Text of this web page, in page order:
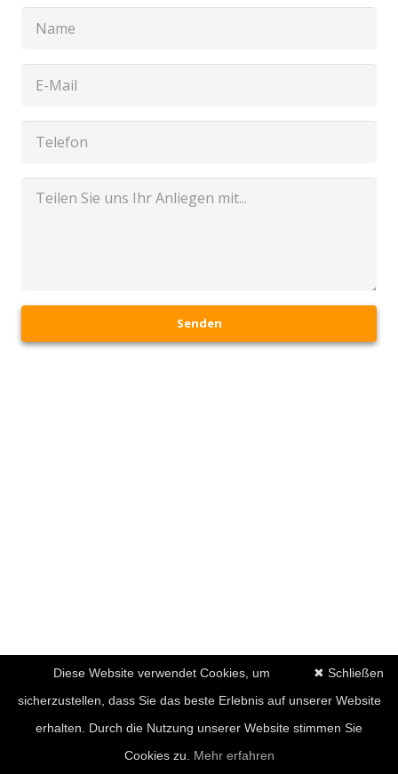
Senden
✖ Schließen
Diese Website verwendet Cookies, um
sicherzustellen, dass Sie das beste Erlebnis auf unserer Website
erhalten. Durch die Nutzung unserer Website stimmen Sie
Cookies zu. Mehr erfahren